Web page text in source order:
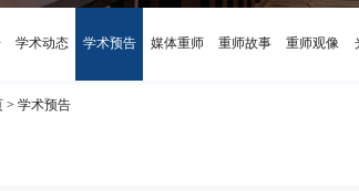
学术动态 学术预告 媒体重师 重师故事 重师观像
> 学术预告